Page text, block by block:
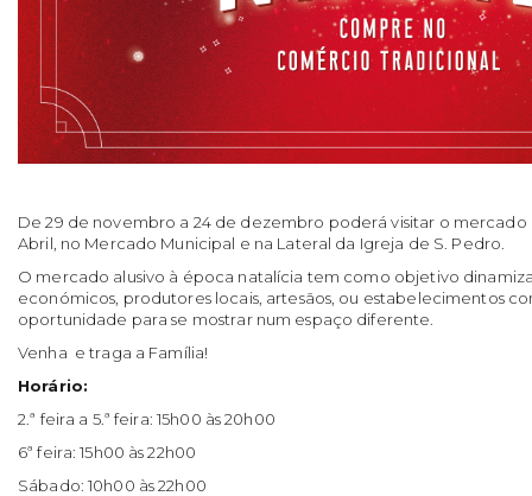
De 29 de novembro a 24 de dezembro poderá visitar o mercado
Abril, no Mercado Municipal e na Lateral da Igreja de S. Pedro.
O mercado alusivo à época natalícia tem como objetivo
económicos, produtores locais, artesãos, ou estabelecimentos
oportunidade para se mostrar num espaço diferente.
Venha e traga a Família!
Horário:
2.ª feira a 5.ª feira: 15h00 às 20h00
6ª feira: 15h00 às 22h00
Sábado: 10h00 às 22h00